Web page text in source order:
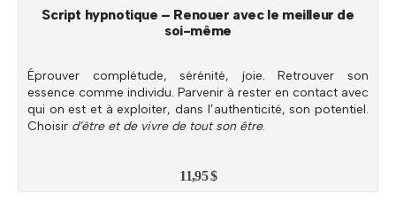
Script hypnotique – Renouer avec le meilleur de
soi-même
Éprouver complétude, sérénité, joie. Retrouver son
essence comme individu. Parvenir à rester en contact avec
qui on est et à exploiter, dans l’authenticité, son potentiel.
Choisir d’être et de vivre de tout son être.
11,95$